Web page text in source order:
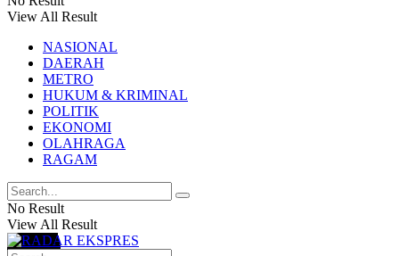
View All Result
NASIONAL
DAERAH
METRO
HUKUM & KRIMINAL
POLITIK
EKONOMI
OLAHRAGA
RAGAM
No Result
View All Result